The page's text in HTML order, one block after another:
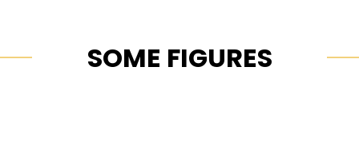
SOME FIGURES